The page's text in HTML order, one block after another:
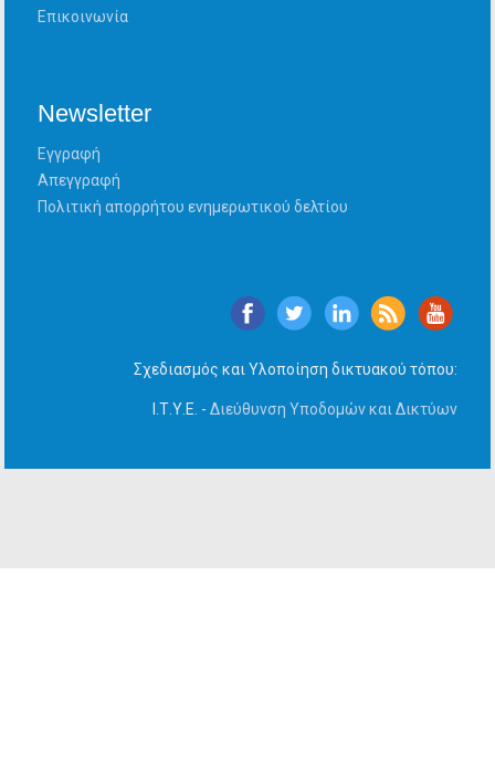
Επικοινωνία
Newsletter
Εγγραφή
Απεγγραφή
Πολιτική απορρήτου ενημερωτικού δελτίου
Σχεδιασμός και Υλοποίηση δικτυακού τόπου:
Ι.Τ.Υ.Ε. - Διεύθυνση Υποδομών και Δικτύων